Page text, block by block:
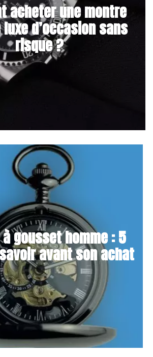
acheter une montre
luxe d’occasion sans
risque ?
gousset homme : 5
avant son achat